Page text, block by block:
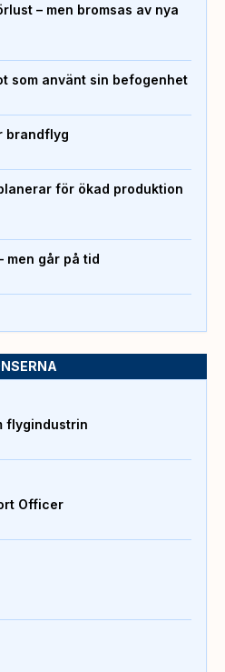
– men bromsas av nya
som använt sin befogenhet
brandflyg
för ökad produktion
men går på tid
flygindustrin
Officer